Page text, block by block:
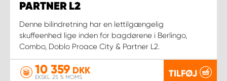
PARTNER L2
Denne bilindretning har en lettilgængelig
skuffeenhed lige inden for bagdørene i Berlingo,
Combo, Doblo Proace City & Partner L2.
10 359 DKK
EKSKL. 25 % MOMS TILFØJ